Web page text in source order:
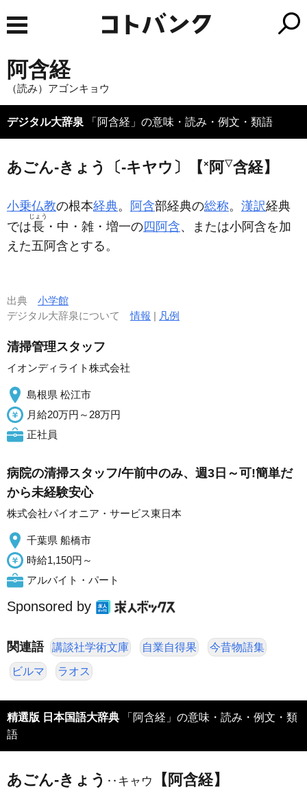
阿含経
（読み）アゴンキョウ
デジタル大辞泉 「阿含経」の意味・読み・例文・類語
あごん‐きょう〔‐キヤウ〕【 × 阿▽含経】
小乗仏教の根本経典。 阿含部経典の総称。 漢訳経典
では長
じょう
・中・雑・増一の四阿含、または小阿含を加
えた五阿含とする。
出典 小学館
デジタル大辞泉について情報 | 凡例
清掃管理スタッフ
イオンディライト株式会社
島根県 松江市
月給20万円～28万円
正社員
病院の清掃スタッフ/午前中のみ、週3日～可!簡単だ
から未経験安心
株式会社パイオニア・サービス東日本
千葉県 船橋市
時給1,150円～
アルバイト・パート
Sponsored by
関連語 講談社学術文庫 自業自得果 今昔物語集
ビルマ ラオス
精選版 日本国語大辞典
語
あごん‐きょう ‥キャウ 【阿含経】